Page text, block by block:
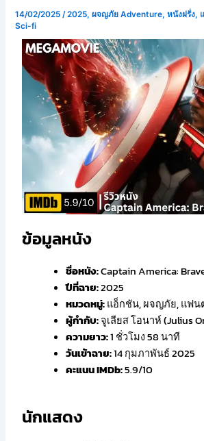
14/02/2025/2025,ผจญภัย Adventure,หนังฝรั่ง,
Sci-fi
ข้อมูลหนัง
ชื่อหนัง:Captain America:
ปีที่ฉาย:2025
หมวดหมู่:แอ็กชัน, ผจญภัย, แฟน
ผู้กำกับ:จูเลียส โอนาห์ (Julius
ความยาว:1 ชั่วโมง 58 นาที
วันเข้าฉาย:14 กุมภาพันธ์ 2025
คะแนน IMDb:5.9/10
นักแสดง